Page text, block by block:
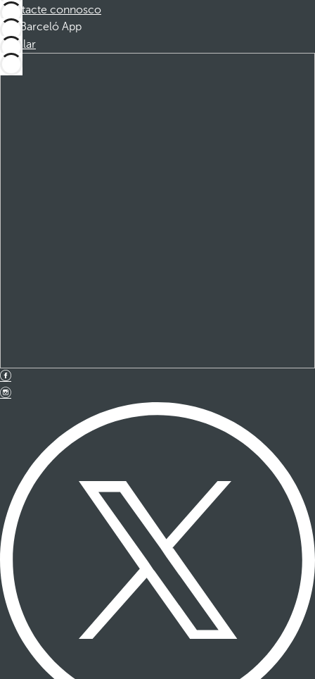
Contacte connosco
Barceló App
Instalar